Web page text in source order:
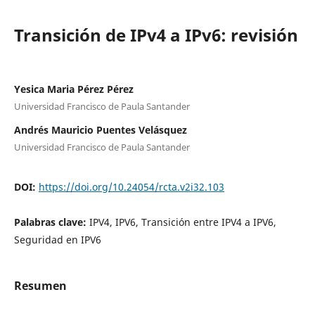
Transición de IPv4 a IPv6: revisión
Yesica Maria Pérez Pérez
Universidad Francisco de Paula Santander
Andrés Mauricio Puentes Velásquez
Universidad Francisco de Paula Santander
DOI: https://doi.org/10.24054/rcta.v2i32.103
Palabras clave: IPV4, IPV6, Transición entre IPV4 a IPV6,
Seguridad en IPV6
Resumen